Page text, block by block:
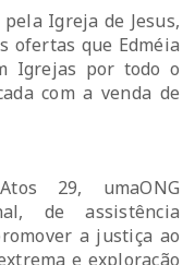
Igreja de Jesus,
ofertas que Edméia
Igrejas por todo o
com a venda de
29, umaONG
de assistência
a justiça ao
e exploração